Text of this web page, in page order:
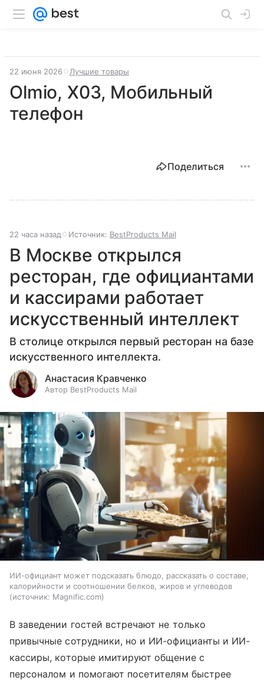
22 июня 2026 Лучшие товары
Olmio, X03, Мобильный
телефон
Поделиться
22 часа назад Источник: BestProducts Mail
В Москве открылся
ресторан, где официантами
и кассирами работает
искусственный интеллект
В столице открылся первый ресторан на базе
искусственного интеллекта.
Анастасия Кравченко
Автор BestProducts Mail
ИИ-официант может подсказать блюдо, рассказать о составе,
калорийности и соотношении белков, жиров и углеводов
источник: Magnific.com
В заведении гостей встречают не только
привычные сотрудники, но и ИИ-официанты и ИИ-
кассиры, которые имитируют общение с
персоналом и помогают посетителям быстрее